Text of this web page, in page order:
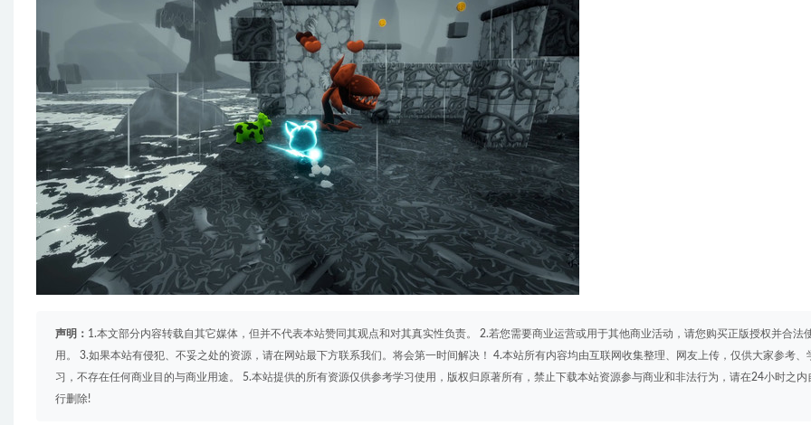
声明： 1.本文部分内容转载自其它媒体，但并不代表本站赞同其观点和对其真实性负责。 2.若您需要商业运营或用于其他商业活动，请您购买正版授权并合法
用。 3.如果本站有侵犯、不妥之处的资源，请在网站最下方联系我们。将会第一时间解决！ 4.本站所有内容均由互联网收集整理、网友上传，仅供大家参考、
习，不存在任何商业目的与商业用途。 5.本站提供的所有资源仅供参考学习使用，版权归原著所有，禁止下载本站资源参与商业和非法行为，请在24小时之内
行删除!